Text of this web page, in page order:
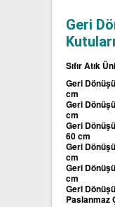
SIFIR
Geri
Kutuları
Sıfır Atık
Geri
cm
Geri
cm
Geri
60 cm
Geri
cm
Geri
cm
Geri
Paslanmaz